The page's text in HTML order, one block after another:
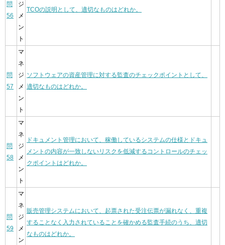
問
56
ジ
メ
ン
ト
TCOの説明として、適切なものはどれか。
問
57
マ
ネ
ジ
メ
ン
ト
ソフトウェアの資産管理に対する監査のチェックポイントとして、
適切なものはどれか。
問
58
マ
ネ
ジ
メ
ン
ト
ドキュメント管理において、稼働しているシステムの仕様とドキュ
メントの内容が一致しないリスクを低減するコントロールのチェッ
クポイントはどれか。
問
59
マ
ネ
ジ
メ
ン
販売管理システムにおいて、起票された受注伝票が漏れなく、重複
することなく入力されていることを確かめる監査手続のうち、適切
なものはどれか。